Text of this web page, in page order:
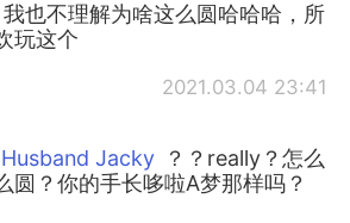
我也不理解为啥这么圆哈哈哈，所
玩这个
2021.03.04 23:41
Jacky
？？really？怎么
圆？你的手长哆啦A梦那样吗？